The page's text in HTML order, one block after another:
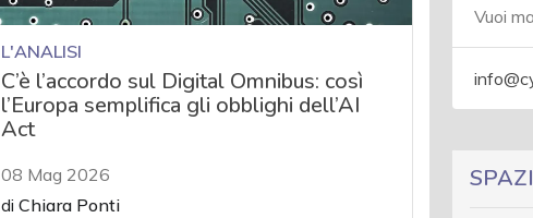
L'ANALISI
C’è l’accordo sul Digital Omnibus: così
l’Europa semplifica gli obblighi dell’AI
Act
08 Mag 2026
diChiara Ponti
Vuoi